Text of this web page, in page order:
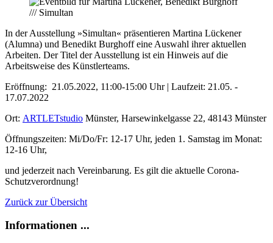
In der Ausstellung »Simultan« präsentieren Martina Lückener
(Alumna) und Benedikt Burghoff eine Auswahl ihrer aktuellen
Arbeiten. Der Titel der Ausstellung ist ein Hinweis auf die
Arbeitsweise des Künstlerteams.
Eröffnung: 21.05.2022, 11:00-15:00 Uhr | Laufzeit: 21.05. -
17.07.2022
Ort: ARTLETstudio Münster, Harsewinkelgasse 22, 48143 Münster
Öffnungszeiten: Mi/Do/Fr: 12-17 Uhr, jeden 1. Samstag im Monat:
12-16 Uhr,
und jederzeit nach Vereinbarung. Es gilt die aktuelle Corona-
Schutzverordnung!
Zurück zur Übersicht
Informationen ...